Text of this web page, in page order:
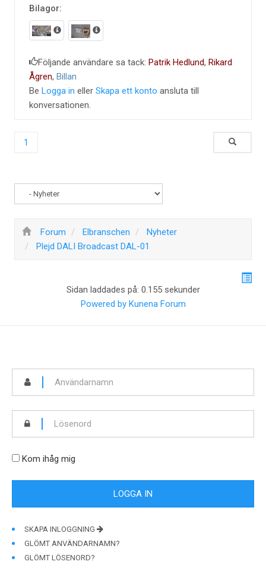
Bilagor:
Följande användare sa tack: Patrik Hedlund, Rikard
Ågren, Billan
Be Logga in eller Skapa ett konto ansluta till
konversationen.
1
Forum Elbranschen
Nyheter
Plejd DALI Broadcast DAL-01
Sidan laddades på: 0.155 sekunder
Powered by Kunena Forum
Kom ihåg mig
SKAPA INLOGGNING
GLÖMT ANVÄNDARNAMN?
GLÖMT LÖSENORD?